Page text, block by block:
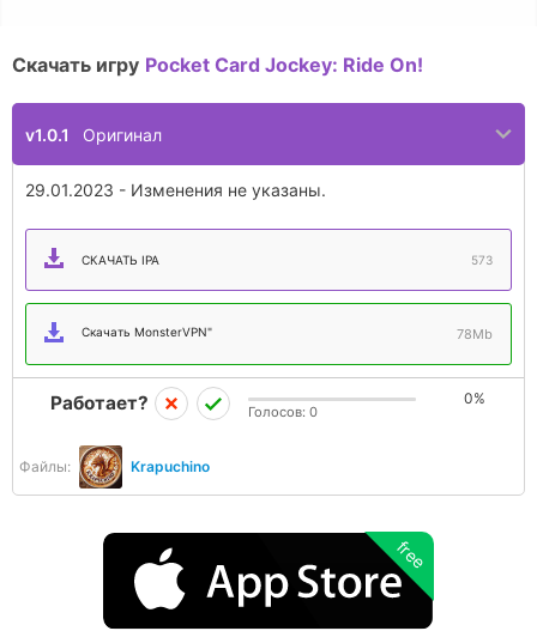
Скачать игру Pocket Card Jockey: Ride On!
v1.0.1 Оригинал
29.01.2023 - Изменения не указаны.
СКАЧАТЬ IPA 573
Скачать MonsterVPN" 78Mb
Файлы: Krapuchino
Работает? 0%
Голосов: 0
free